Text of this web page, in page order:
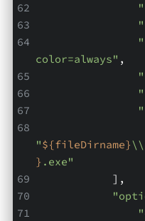
color=always" ,
"
"${fileDirname}\\
} .exe"
            ],